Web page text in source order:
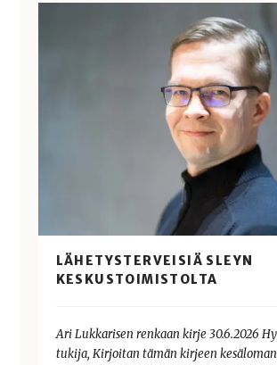
LÄHETYSTERVEISIÄ SLEYN
KESKUSTOIMISTOLTA
Ari Lukkarisen renkaan kirje 30.6.2026
tukija, Kirjoitan tämän kirjeen